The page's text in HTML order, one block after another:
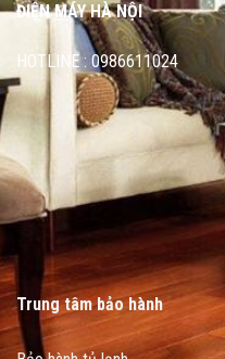
ĐIỆN MÁY HÀ NỘI
HOTLINE : 0986611024
Trung tâm bảo hành